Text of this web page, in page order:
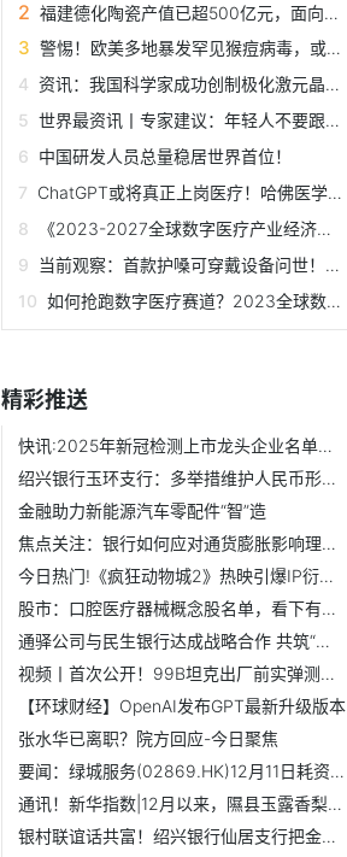
福建德化陶瓷产值已超500亿元，面向东南亚国家的出口迅速增长
警惕！欧美多地暴发罕见猴痘病毒，或存在人传人可能，目前没...
资讯：我国科学家成功创制极化激元晶体管，有望实现高效光电...
世界最资讯丨专家建议：年轻人不要跟风4小时睡眠法
中国研发人员总量稳居世界首位！
ChatGPT或将真正上岗医疗！哈佛医学院教授亲测其表现接近医生
《2023-2027全球数字医疗产业经济发展蓝皮书》将重磅发布！全...
当前观察：首款护嗓可穿戴设备问世！让你的嗓子不再疲劳
如何抢跑数字医疗赛道？2023全球数字医疗创新生态峰会（中国...
精彩推送
快讯:2025年新冠检测上市龙头企业名单来了（12月12日）
绍兴银行玉环支行：多举措维护人民币形象，共筑金融安全防线
金融助力新能源汽车零配件“智”造
焦点关注：银行如何应对通货膨胀影响理财？
今日热门!《疯狂动物城2》热映引爆IP衍生周边消费市场
股市：口腔医疗器械概念股名单，看下有你关注的吗？（12月12日）
通驿公司与民生银行达成战略合作 共筑“交通+金融”出行新生态
视频丨首次公开！99B坦克出厂前实弹测试画面|天天资讯
【环球财经】OpenAI发布GPT最新升级版本
张水华已离职？院方回应-今日聚焦
要闻：绿城服务(02869.HK)12月11日耗资191.55万港元回购43.2万股
通讯！新华指数|12月以来，隰县玉露香梨电商渠道销售价格呈上...
银村联谊话共富！绍兴银行仙居支行把金融服务送进村